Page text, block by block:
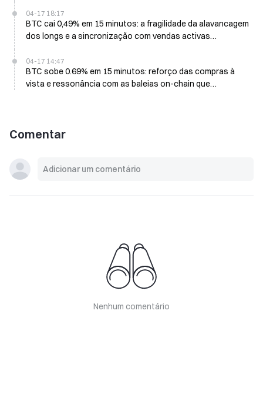
04-17 18:17
BTC cai 0,49% em 15 minutos: a fragilidade da alavancagem
dos longs e a sincronização com vendas activas
04-17 14:47
BTC sobe 0.69% em 15 minutos: reforço das compras à
vista e ressonância com as baleias on-chain que
Comentar
Nenhum comentário